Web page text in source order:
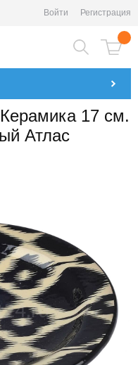
Войти Регистрация
17 см.
Атлас